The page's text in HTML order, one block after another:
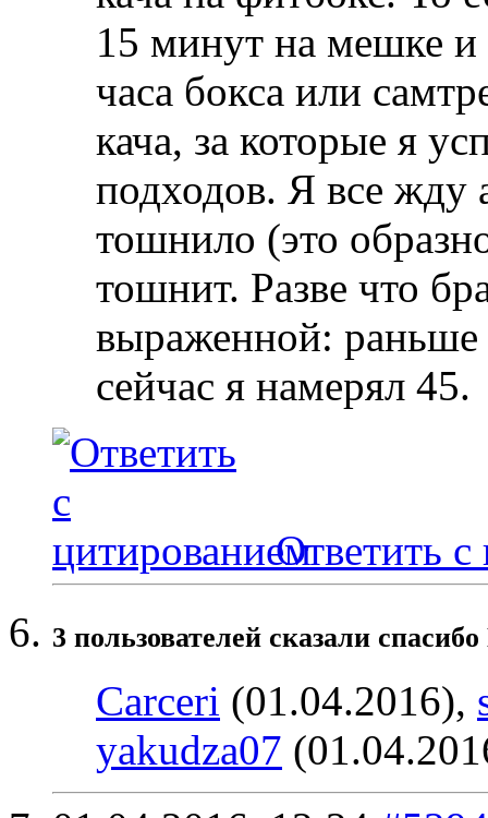
15 минут на мешке и
часа бокса или
кача, за которые я
подходов. Я все жду
тошнило (это
тошнит. Разве что
выраженной: раньше
сейчас я намерял 45.
Ответить с
3 пользователей сказали
Carceri (01.04.2016),
yakudza07